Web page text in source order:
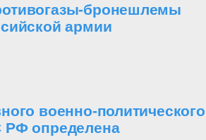
бронешлемы
армии
военно-политического
РФ определена